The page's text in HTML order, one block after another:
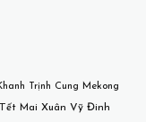
Trịnh Cung Mekong
Tết Mai Xuân Vỹ Đinh